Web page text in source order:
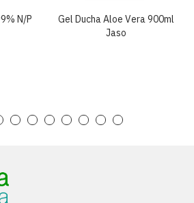
N/p
Gel Ducha Aloe Vera 900ml
Jaso